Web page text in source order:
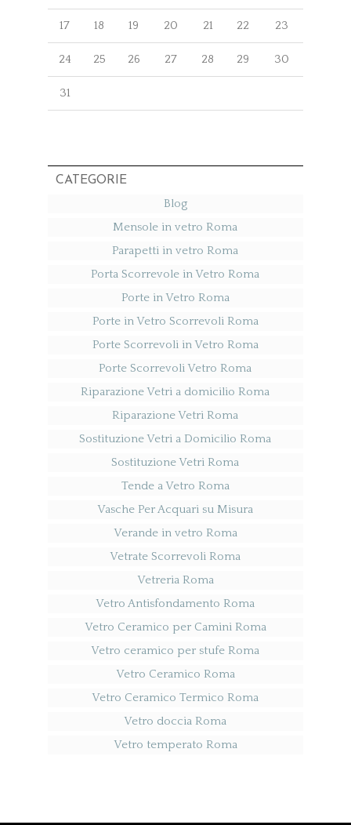
17 18 19 20 21 22 23
24 25 26 27 28 29 30
31
CATEGORIE
Blog
Mensole in vetro Roma
Parapetti in vetro Roma
Porta Scorrevole in Vetro Roma
Porte in Vetro Roma
Porte in Vetro Scorrevoli Roma
Porte Scorrevoli in Vetro Roma
Porte Scorrevoli Vetro Roma
Riparazione Vetri a domicilio Roma
Riparazione Vetri Roma
Sostituzione Vetri a Domicilio Roma
Sostituzione Vetri Roma
Tende a Vetro Roma
Vasche Per Acquari su Misura
Verande in vetro Roma
Vetrate Scorrevoli Roma
Vetreria Roma
Vetro Antisfondamento Roma
Vetro Ceramico per Camini Roma
Vetro ceramico per stufe Roma
Vetro Ceramico Roma
Vetro Ceramico Termico Roma
Vetro doccia Roma
Vetro temperato Roma